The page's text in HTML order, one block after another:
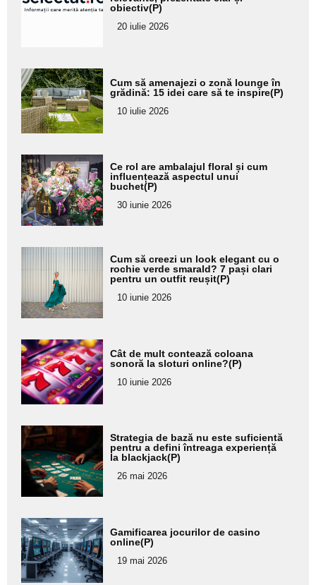
subtitlu
obiectiv(P)
20 iulie 2026
Adaugă
aici textul
pentru
subtitlu
Cum să amenajezi o zonă lounge în
grădină: 15 idei care să te inspire(P)
10 iulie 2026
Adaugă
aici textul
pentru
subtitlu
Ce rol are ambalajul floral și cum
influențează aspectul unui
buchet(P)
30 iunie 2026
Adaugă
aici textul
pentru
subtitlu
Cum să creezi un look elegant cu o
rochie verde smarald? 7 pași clari
pentru un outfit reușit(P)
10 iunie 2026
Adaugă
aici textul
pentru
subtitlu
Cât de mult contează coloana
sonoră la sloturi online?(P)
10 iunie 2026
Adaugă
aici textul
pentru
subtitlu
Strategia de bază nu este suficientă
pentru a defini întreaga experiență
la blackjack(P)
26 mai 2026
Adaugă
aici textul
pentru
subtitlu
Gamificarea jocurilor de casino
online(P)
19 mai 2026